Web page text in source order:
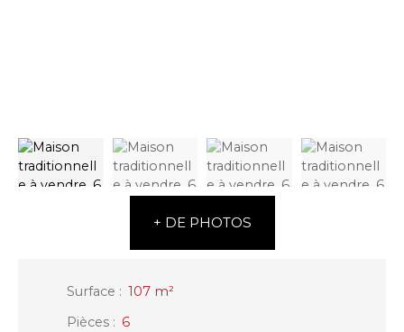
+ DE PHOTOS
Surface : 107 m²
Pièces : 6